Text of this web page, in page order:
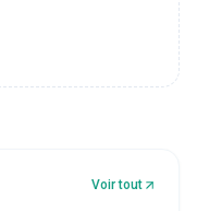
Voir tout